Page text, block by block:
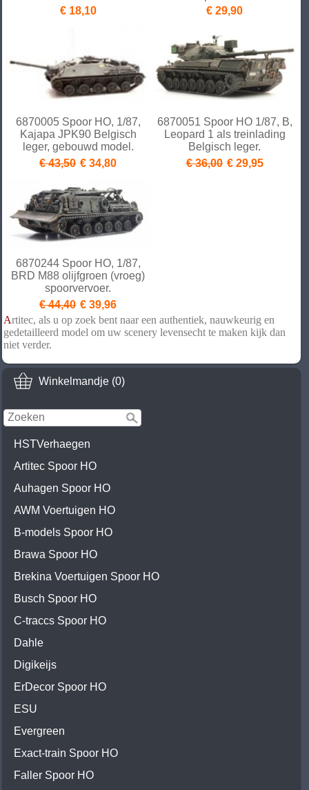
Winkelmandje (0)
HSTVerhaegen
Artitec Spoor HO
Auhagen Spoor HO
AWM Voertuigen HO
B-models Spoor HO
Brawa Spoor HO
Brekina Voertuigen Spoor HO
Busch Spoor HO
C-traccs Spoor HO
Dahle
Digikeijs
ErDecor Spoor HO
ESU
Evergreen
Exact-train Spoor HO
Faller Spoor HO
€ 18,10
€ 29,90
6870005 Spoor HO, 1/87,
Kajapa JPK90 Belgisch
leger, gebouwd model.
€ 43,50 € 34,80
6870051 Spoor HO 1/87, B,
Leopard 1 als treinlading
Belgisch leger.
€ 36,00 € 29,95
6870244 Spoor HO, 1/87,
BRD M88 olijfgroen (vroeg)
spoorvervoer.
€ 44,40 € 39,96
Artitec, als u op zoek bent naar een authentiek, nauwkeurig en
gedetailleerd model om uw scenery levensecht te maken kijk dan
niet verder.